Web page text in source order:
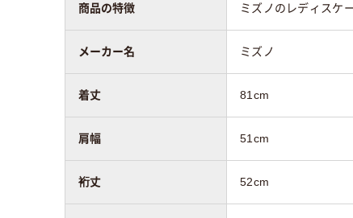
商品の特徴 ミズノのレディスケ
メーカー名 ミズノ
着丈 81cm
肩幅 51cm
裄丈 52cm